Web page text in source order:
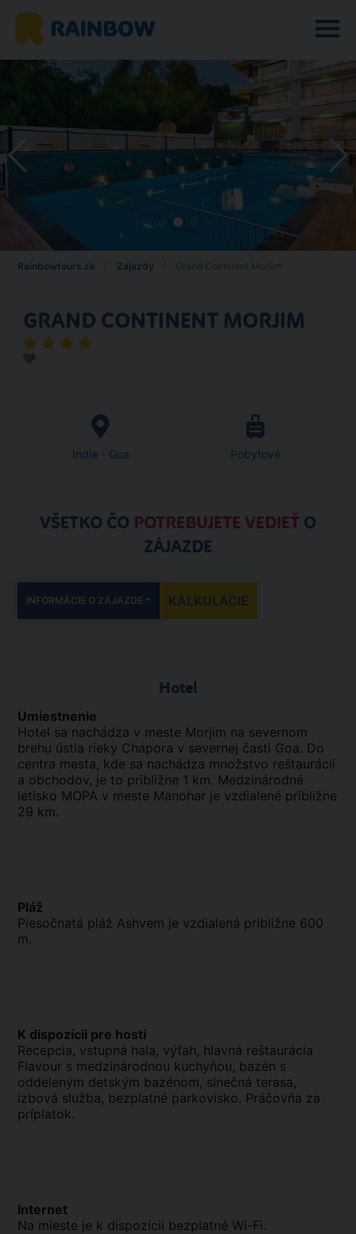
Rainbowtours.sk Zájazdy
GRAND CONTINENT MORJIM
India - Goa Pobytové
VŠETKO ČO POTREBUJETE VEDIEŤ O
ZÁJAZDE
INFORMÁCIE O ZÁJAZDE KALKULÁCIE
Hotel
Umiestnenie
Hotel sa nachádza v meste Morjim na severnom
brehu ústia rieky Chapora v severnej časti Goa. Do
centra mesta, kde sa nachádza množstvo reštaurácií
a obchodov, je to približne 1 km. Medzinárodné
letisko MOPA v meste Manohar je vzdialené približne
29 km.
Pláž
Piesočnatá pláž Ashvem je vzdialená približne 600
m.
K dispozícii pre hostí
Recepcia, vstupná hala, výťah, hlavná reštaurácia
Flavour s medzinárodnou kuchyňou, bazén s
oddeleným detským bazénom, slnečná terasa,
izbová služba, bezplatné parkovisko. Práčovňa za
príplatok.
Internet
Na mieste je k dispozícii bezplatné Wi-Fi.